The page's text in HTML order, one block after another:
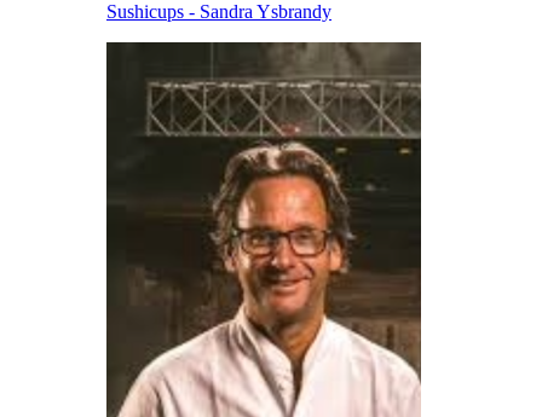
Sushicups - Sandra Ysbrandy